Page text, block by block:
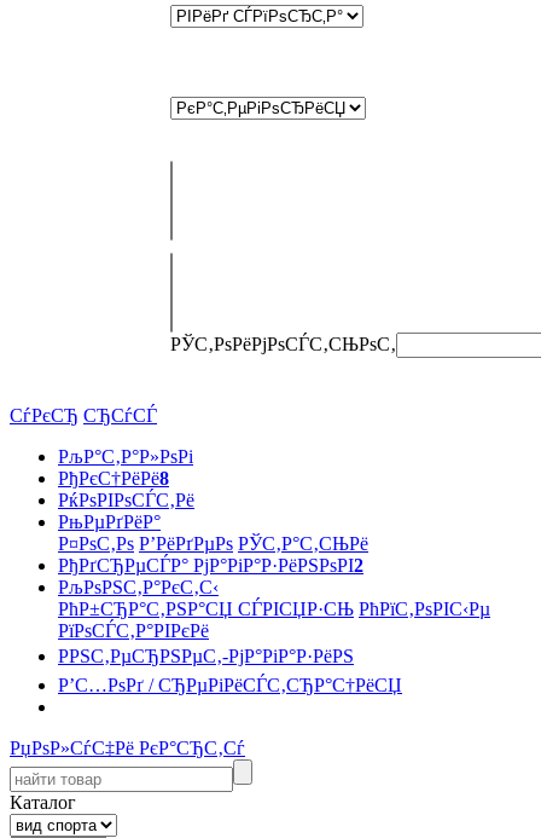
РЎС‚РѕРёРјРѕСЃС‚СЊРѕС‚
СѓРєСЂ СЂСѓСЃ
РљР°С‚Р°Р»РѕРі
РђРєС†РёРё8
РќРѕРІРѕСЃС‚Рё
РњРµРґРёР°
Р¤РѕС‚Рѕ Р’РёРґРµРѕ РЎС‚Р°С‚СЊРё
РђРґСЂРµСЃР° РјР°РіР°Р·РёРЅРѕРІ2
РљРѕРЅС‚Р°РєС‚С‹
РћР±СЂР°С‚РЅР°СЏ СЃРІСЏР·СЊ РћРїС‚РѕРІС‹Рµ
РїРѕСЃС‚Р°РІРєРё
РРЅС‚РµСЂРЅРµС‚-РјР°РіР°Р·РёРЅ
Р’С…РѕРґ / СЂРµРіРёСЃС‚СЂР°С†РёСЏ
РџРѕР»СѓС‡Рё РєР°СЂС‚Сѓ
Каталог